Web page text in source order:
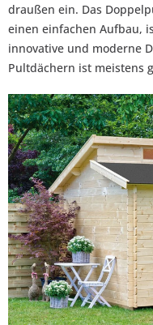
draußen ein. Das
einen einfachen Aufbau,
innovative und moderne
Pultdächern ist meistens